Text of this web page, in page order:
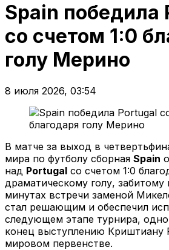
Spain победила
со счетом 1:0
голу Мерино
8 июля 2026, 03:54
В матче за выход в
мира по футболу сборная Spain
над Portugal со счетом 1:0
драматическому голу, забитому
минутах встречи заменой
стал решающим и обеспечил
следующем этапе турнира,
конец выступлению Криштиану
мировом первенстве.